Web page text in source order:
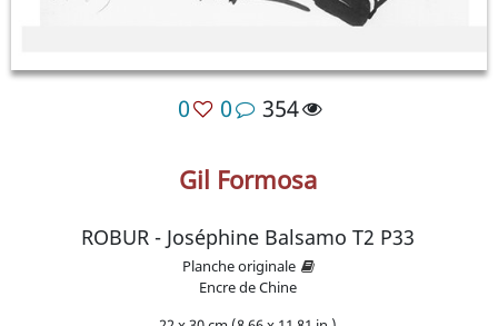
0 0 354
Gil Formosa
ROBUR - Joséphine Balsamo T2 P33
Planche originale
Encre de Chine